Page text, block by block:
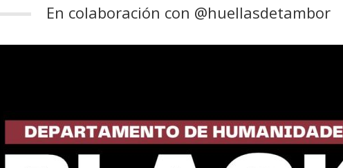
En colaboración con @huellasdetambor